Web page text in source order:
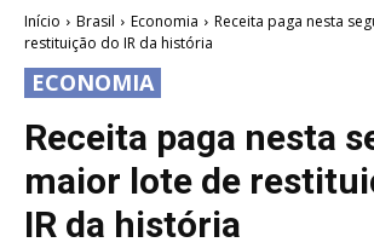
Início Brasil Economia
Receita paga nesta
restituição do IR da história
ECONOMIA
Receita paga nesta
maior lote de
IR da história